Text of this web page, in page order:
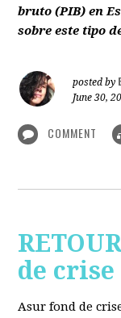
bruto(PIB)en
sobre este tipo
posted by
June 30,
COMMENT
de crise
Asur fond de